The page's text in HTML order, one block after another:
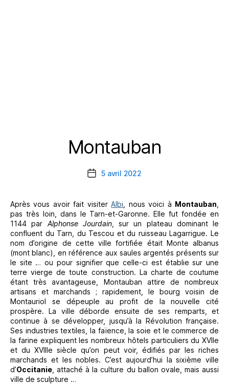
Catégories
Montauban
Date5 avril 2022
Après vous avoir fait visiterAlbi , nous voici à Montauban
pas très loin, dans le Tarn-et-Garonne. Elle fut fondée en
1144 par Alphonse Jourdain, sur un plateau dominant le
confluent du Tarn, du Tescou et du ruisseau Lagarrigue. Le
nom d’origine de cette ville fortifiée était Monte albanus
(mont blanc), en référence aux saules argentés présents sur
le site … ou pour signifier que celle-ci est établie sur une
terre vierge de toute construction. La charte de coutume
étant très avantageuse, Montauban attire de nombreux
artisans et marchands ; rapidement, le bourg voisin de
Montauriol se dépeuple au profit de la nouvelle cité
prospère. La ville déborde ensuite de ses remparts, et
continue à se développer, jusqu’à la Révolution française.
Ses industries textiles, la faïence, la soie et le commerce de
la farine expliquent les nombreux hôtels particuliers du XVIIe
et du XVIIIe siècle qu’on peut voir, édifiés par les riches
marchands et les nobles. C’est aujourd’hui la sixième ville
d’Occitanie , attaché à la culture du ballon ovale, mais aussi
ville de sculpture …